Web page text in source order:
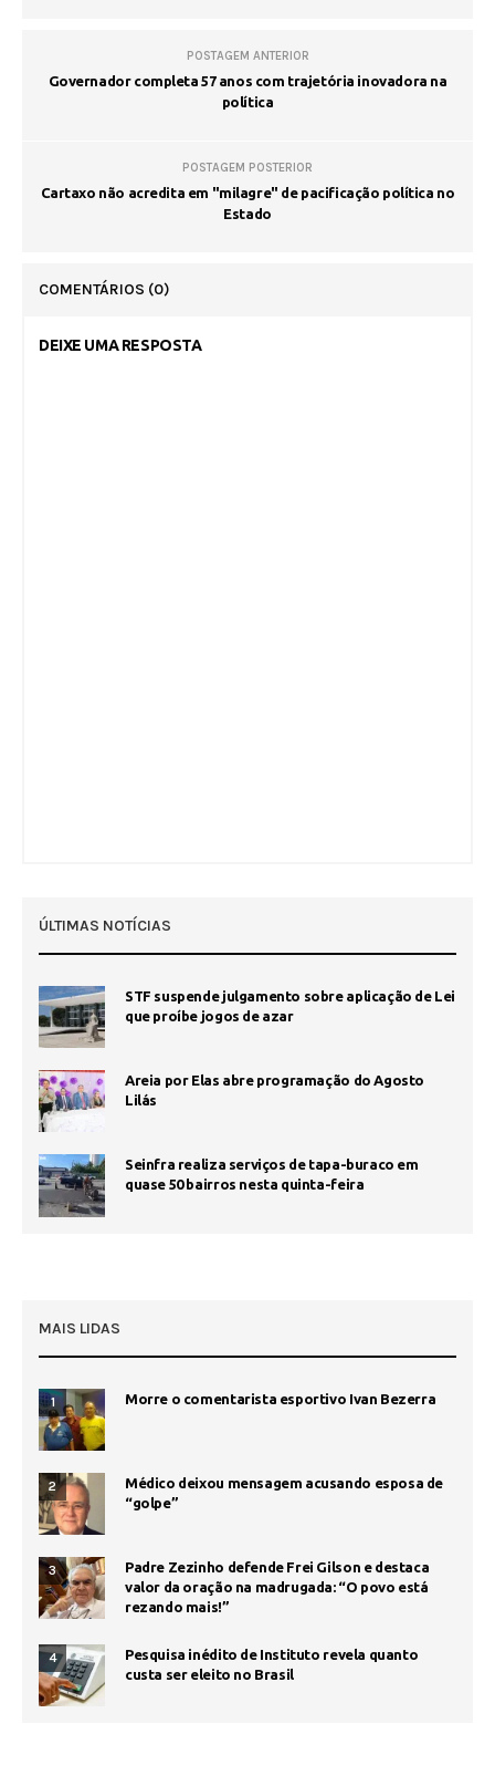
POSTAGEM ANTERIOR
Governador completa 57 anos com trajetória inovadora na
política
POSTAGEM POSTERIOR
Cartaxo não acredita em "milagre" de pacificação política no
Estado
COMENTÁRIOS (0)
DEIXE UMA RESPOSTA
ÚLTIMAS NOTÍCIAS
STF suspende julgamento sobre aplicação de Lei
que proíbe jogos de azar
Areia por Elas abre programação do Agosto
Lilás
Seinfra realiza serviços de tapa-buraco em
quase 50 bairros nesta quinta-feira
MAIS LIDAS
1 Morre o comentarista esportivo Ivan Bezerra
2
Médico deixou mensagem acusando esposa de
“golpe”
3
Padre Zezinho defende Frei Gilson e destaca
valor da oração na madrugada: “O povo está
rezando mais!”
4
Pesquisa inédito de Instituto revela quanto
custa ser eleito no Brasil